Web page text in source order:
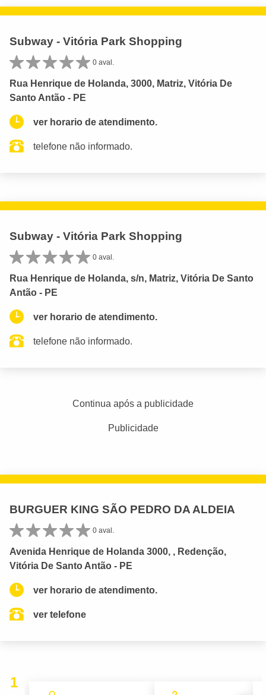
Subway - Vitória Park Shopping
0 aval.
Rua Henrique de Holanda, 3000, Matriz, Vitória De
Santo Antão - PE
ver horario de atendimento.
telefone não informado.
Subway - Vitória Park Shopping
0 aval.
Rua Henrique de Holanda, s/n, Matriz, Vitória De Santo
Antão - PE
ver horario de atendimento.
telefone não informado.
Continua após a publicidade
Publicidade
BURGUER KING SÃO PEDRO DA ALDEIA
0 aval.
Avenida Henrique de Holanda 3000, , Redenção,
Vitória De Santo Antão - PE
ver horario de atendimento.
ver telefone
1